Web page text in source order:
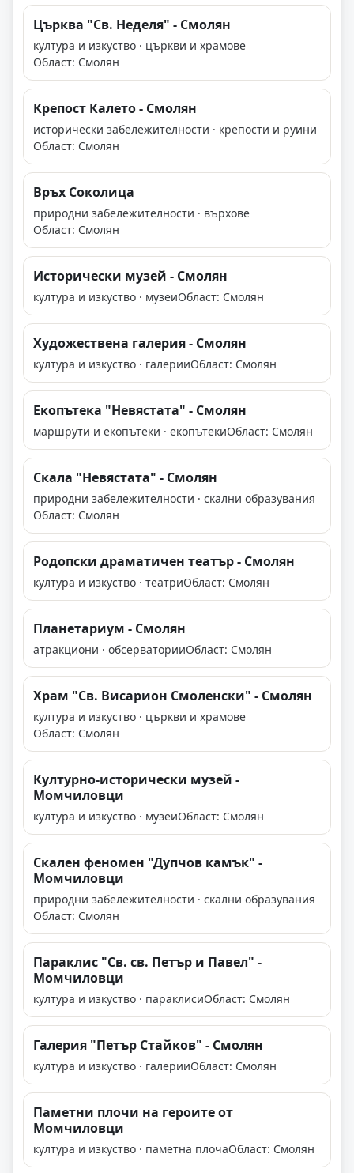
Църква "Св. Неделя" - Смолян
култура и изкуство · църкви и храмове
Област: Смолян
Крепост Калето - Смолян
исторически забележителности · крепости и руини
Област: Смолян
Връх Соколица
природни забележителности · върхове
Област: Смолян
Исторически музей - Смолян
култура и изкуство · музеиОбласт: Смолян
Художествена галерия - Смолян
култура и изкуство · галерииОбласт: Смолян
Екопътека "Невястата" - Смолян
маршрути и екопътеки · екопътекиОбласт: Смолян
Скала "Невястата" - Смолян
природни забележителности · скални образувания
Област: Смолян
Родопски драматичен театър - Смолян
култура и изкуство · театриОбласт: Смолян
Планетариум - Смолян
атракциони · обсерваторииОбласт: Смолян
Храм "Св. Висарион Смоленски" - Смолян
култура и изкуство · църкви и храмове
Област: Смолян
Културно-исторически музей -
Момчиловци
култура и изкуство · музеиОбласт: Смолян
Скален феномен "Дупчов камък" -
Момчиловци
природни забележителности · скални образувания
Област: Смолян
Параклис "Св. св. Петър и Павел" -
Момчиловци
култура и изкуство · параклисиОбласт: Смолян
Галерия "Петър Стайков" - Смолян
култура и изкуство · галерииОбласт: Смолян
Паметни плочи на героите от
Момчиловци
култура и изкуство · паметна плочаОбласт: Смолян